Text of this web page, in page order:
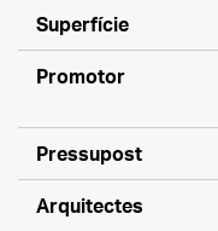
Superfície
Promotor
Pressupost
Arquitectes